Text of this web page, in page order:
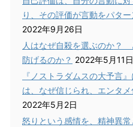
2022/4/14
り、その評価が言動をパター
2022年9月26日
人はなぜ自殺を選ぶのか？
防げるのか？ 2022年5月11日
『ノストラダムスの大予言
は、なぜ信じられ、エンタメ
2022年5月2日
怒りという感情を、精神異